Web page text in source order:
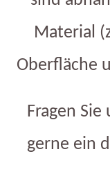
Material
Oberfläche
Fragen
gerne ein